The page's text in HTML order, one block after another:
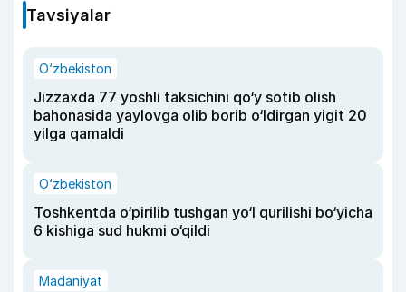
Tavsiyalar
O‘zbekiston
Jizzaxda 77 yoshli taksichini qo‘y sotib olish
bahonasida yaylovga olib borib o‘ldirgan yigit 20
yilga qamaldi
O‘zbekiston
Toshkentda o‘pirilib tushgan yo‘l qurilishi bo‘yicha
6 kishiga sud hukmi o‘qildi
Madaniyat